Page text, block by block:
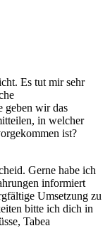
Es tut mir sehr
geben wir das
in welcher
ist?
Gerne habe ich
informiert
Umsetzung zu
bitte ich dich in
Tabea